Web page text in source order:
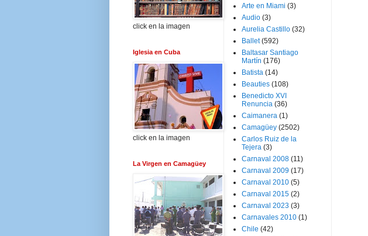
click en la imagen
Iglesia en Cuba
click en la imagen
La Virgen en Camagüey
Arte en Miami (3)
Audio (3)
Aurelia Castillo (32)
Ballet (592)
Baltasar Santiago
Martín (176)
Batista (14)
Beauties (108)
Benedicto XVI
Renuncia (36)
Caimanera (1)
Camagüey (2502)
Carlos Ruiz de la
Tejera (3)
Carnaval 2008 (11)
Carnaval 2009 (17)
Carnaval 2010 (5)
Carnaval 2015 (2)
Carnaval 2023 (3)
Carnavales 2010 (1)
Chile (42)